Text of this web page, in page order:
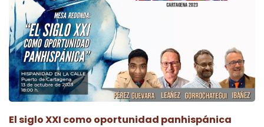
El siglo XXI como oportunidad panhispánica